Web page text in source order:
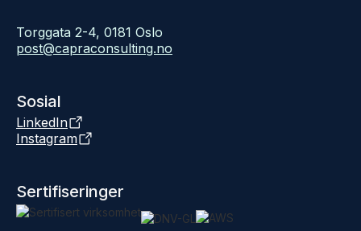
Torggata 2-4, 0181 Oslo
post@capraconsulting.no
Sosial
LinkedIn
Instagram
Sertifiseringer